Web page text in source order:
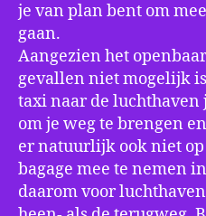
je van plan bent om
gaan.
Aangezien het
gevallen niet mogelijk
taxi naar de luchthaven
om je weg te brengen
er natuurlijk ook niet
bagage mee te nemen
daarom voor